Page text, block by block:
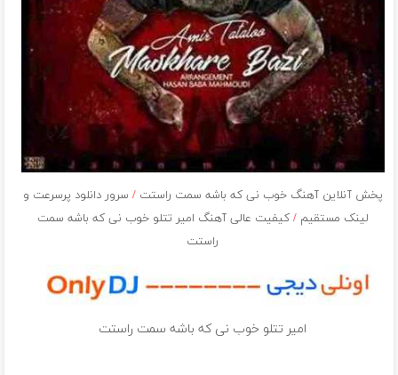
پخش آنلاین آهنگ خوب نى كه باشه سمت راستت/ سرور دانلود پرسرعت و
لینک مستقیم/ کیفیت عالی آهنگ امیر تتلو خوب نى كه باشه سمت
راستت
امیر تتلو خوب نى كه باشه سمت راستت